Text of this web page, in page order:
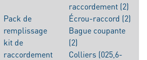
Pack de
remplissage
kit de
raccordement
raccordement (2)
Écrou-raccord (2)
Bague coupante
(2)
Colliers (025,6-